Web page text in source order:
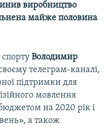
виробництво
майже половина
Володимир
телеграм-каналі,
підтримки для
мовлення
на 2020 рік і
а також